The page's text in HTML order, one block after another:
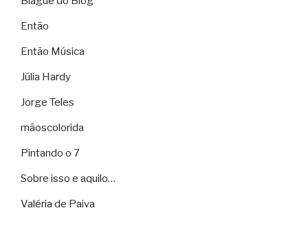
Então
Então Música
Júlia Hardy
Jorge Teles
mãoscolorida
Pintando o 7
Sobre isso e aquilo…
Valéria de Paiva